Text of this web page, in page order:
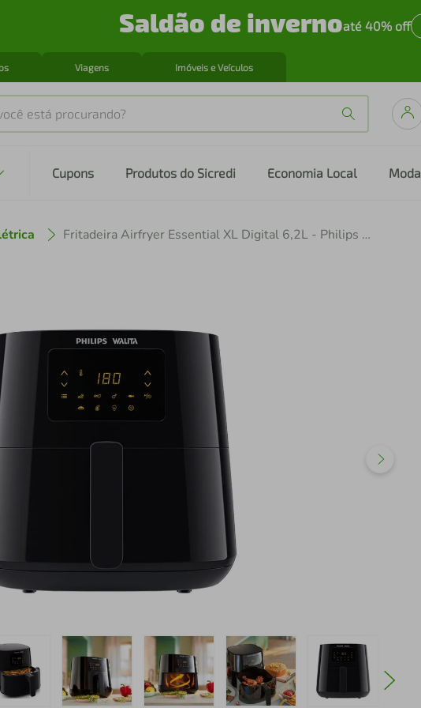
Saldão de invernoaté 40% off
Viagens Imóveis e Veículos
está procurando?
Cupons Produtos do Sicredi Economia Local Moda
Fritadeira Airfryer Essential XL Digital 6,2L - Philips Walita